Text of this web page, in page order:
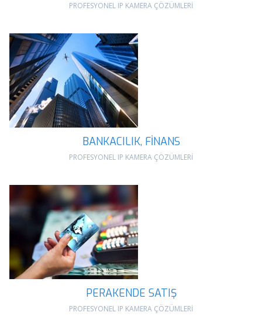
PROFESYONEL IP KAMERA ÇÖZÜMLERİ
BANKACILIK, FİNANS
PROFESYONEL IP KAMERA ÇÖZÜMLERİ
PERAKENDE SATIŞ
PROFESYONEL IP KAMERA ÇÖZÜMLERİ